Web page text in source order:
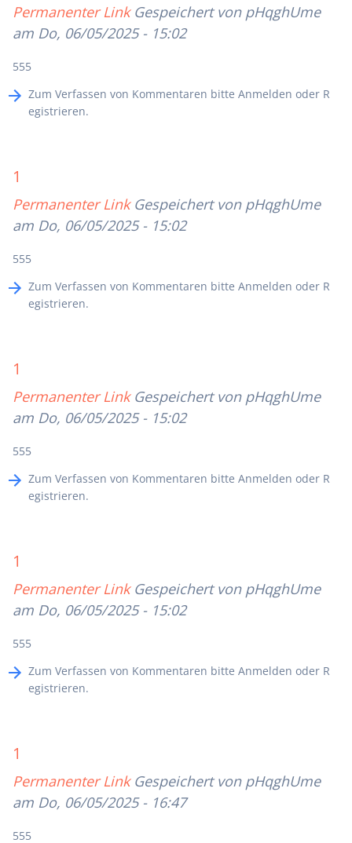
Permanenter Link Gespeichert von pHqghUme
am Do, 06/05/2025 - 15:02
555
Zum Verfassen von Kommentaren bitte Anmelden oder R
egistrieren.
1
Permanenter Link Gespeichert von pHqghUme
am Do, 06/05/2025 - 15:02
555
Zum Verfassen von Kommentaren bitte Anmelden oder R
egistrieren.
1
Permanenter Link Gespeichert von pHqghUme
am Do, 06/05/2025 - 15:02
555
Zum Verfassen von Kommentaren bitte Anmelden oder R
egistrieren.
1
Permanenter Link Gespeichert von pHqghUme
am Do, 06/05/2025 - 15:02
555
Zum Verfassen von Kommentaren bitte Anmelden oder R
egistrieren.
1
Permanenter Link Gespeichert von pHqghUme
am Do, 06/05/2025 - 16:47
555